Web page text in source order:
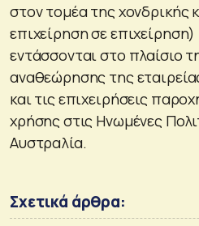
στον τομέα της χονδρικής
επιχείρηση σε
εντάσσονται στο πλαίσιο
αναθεώρησης της
και τις επιχειρήσεις
χρήσης στις Ηνωμένες
Αυστραλία.
Σχετικά άρθρα: